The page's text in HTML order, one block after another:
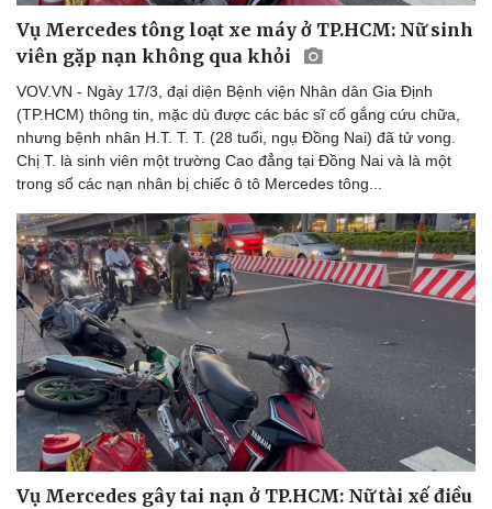
Vụ Mercedes tông loạt xe máy ở TP.HCM: Nữ sinh
viên gặp nạn không qua khỏi
VOV.VN - Ngày 17/3, đại diện Bệnh viện Nhân dân Gia Định
(TP.HCM) thông tin, mặc dù được các bác sĩ cố gắng cứu chữa,
nhưng bệnh nhân H.T. T. T. (28 tuổi, ngụ Đồng Nai) đã tử vong.
Chị T. là sinh viên một trường Cao đẳng tại Đồng Nai và là một
trong số các nạn nhân bị chiếc ô tô Mercedes tông...
Vụ Mercedes gây tai nạn ở TP.HCM: Nữ tài xế điều